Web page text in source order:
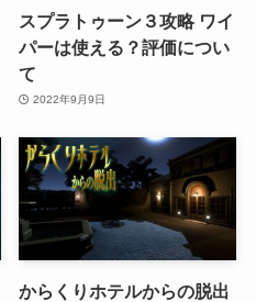
スプラトゥーン３攻略 ワイ
パーは使える？評価につい
て
2022年9月9日
からくりホテルからの脱出